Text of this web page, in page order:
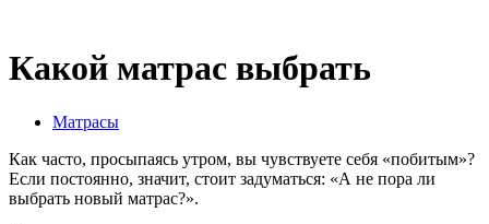
Какой матрас выбрать
Матрасы
Как часто, просыпаясь утром, вы чувствуете себя «побитым»?
Если постоянно, значит, стоит задуматься: «А не пора ли
выбрать новый матрас?».